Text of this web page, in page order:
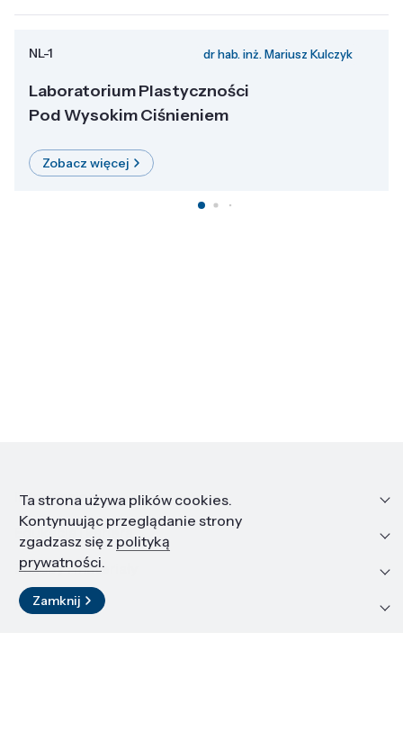
NL-1 dr hab. inż. Mariusz Kulczyk
Laboratorium Plastyczności
Pod Wysokim Ciśnieniem
Zobacz więcej
Informacje
Edukacja i kariera
Zasoby i materiały
Kontakt
Ta strona używa plików cookies.
Kontynuując przeglądanie strony
zgadzasz się z polityką
prywatności.
Zamknij